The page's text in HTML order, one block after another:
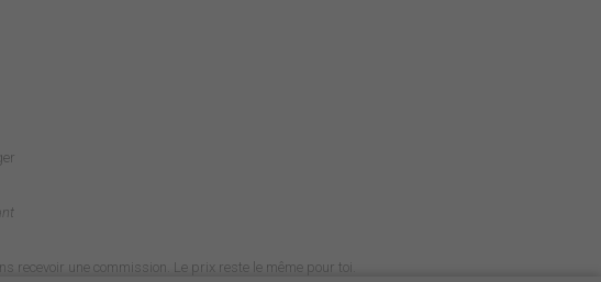
recevoir une commission. Le prix reste le même pour toi.